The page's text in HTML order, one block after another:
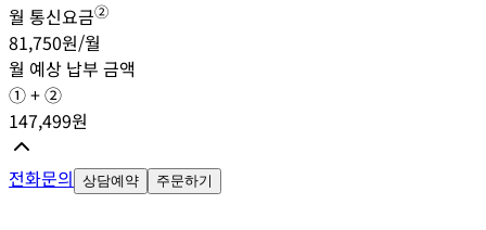
월 통신요금②
81,750원/월
월 예상 납부 금액
① + ②
147,499원
전화문의 상담예약 주문하기